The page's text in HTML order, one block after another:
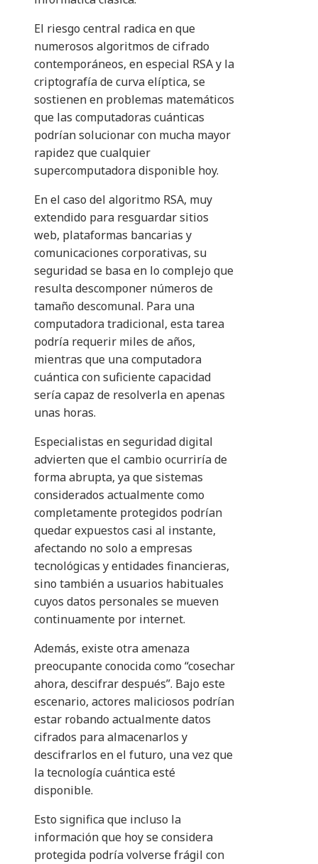
El riesgo central radica en que
numerosos algoritmos de cifrado
contemporáneos, en especial RSA y la
criptografía de curva elíptica, se
sostienen en problemas matemáticos
que las computadoras cuánticas
podrían solucionar con mucha mayor
rapidez que cualquier
supercomputadora disponible hoy.
En el caso del algoritmo RSA, muy
extendido para resguardar sitios
web, plataformas bancarias y
comunicaciones corporativas, su
seguridad se basa en lo complejo que
resulta descomponer números de
tamaño descomunal. Para una
computadora tradicional, esta tarea
podría requerir miles de años,
mientras que una computadora
cuántica con suficiente capacidad
sería capaz de resolverla en apenas
unas horas.
Especialistas en seguridad digital
advierten que el cambio ocurriría de
forma abrupta, ya que sistemas
considerados actualmente como
completamente protegidos podrían
quedar expuestos casi al instante,
afectando no solo a empresas
tecnológicas y entidades financieras,
sino también a usuarios habituales
cuyos datos personales se mueven
continuamente por internet.
Además, existe otra amenaza
preocupante conocida como “cosechar
ahora, descifrar después”. Bajo este
escenario, actores maliciosos podrían
estar robando actualmente datos
cifrados para almacenarlos y
descifrarlos en el futuro, una vez que
la tecnología cuántica esté
disponible.
Esto significa que incluso la
información que hoy se considera
protegida podría volverse frágil con